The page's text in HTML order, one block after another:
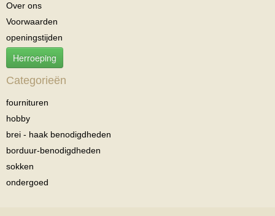
Over ons
Voorwaarden
openingstijden
Herroeping
Categorieën
fournituren
hobby
brei - haak benodigdheden
borduur-benodigdheden
sokken
ondergoed